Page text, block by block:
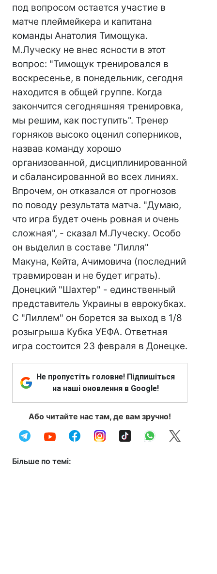
под вопросом остается участие в
матче плеймейкера и капитана
команды Анатолия Тимощука.
М.Луческу не внес ясности в этот
вопрос: "Тимощук тренировался в
воскресенье, в понедельник, сегодня
находится в общей группе. Когда
закончится сегодняшняя тренировка,
мы решим, как поступить". Тренер
горняков высоко оценил соперников,
назвав команду хорошо
организованной, дисциплинированной
и сбалансированной во всех линиях.
Впрочем, он отказался от прогнозов
по поводу результата матча. "Думаю,
что игра будет очень ровная и очень
сложная", - сказал М.Луческу. Особо
он выделил в составе "Лилля"
Макуна, Кейта, Ачимовича (последний
травмирован и не будет играть).
Донецкий "Шахтер" - единственный
представитель Украины в еврокубках.
С "Лиллем" он борется за выход в 1/8
розыгрыша Кубка УЕФА. Ответная
игра состоится 23 февраля в Донецке.
Не пропустіть головне! Підпишіться
на наші оновлення в Google!
Або читайте нас там, де вам зручно!
Більше по темі: